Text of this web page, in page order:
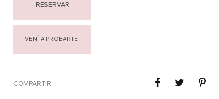
RESERVAR
VENÍ A PROBARTE!
COMPARTIR